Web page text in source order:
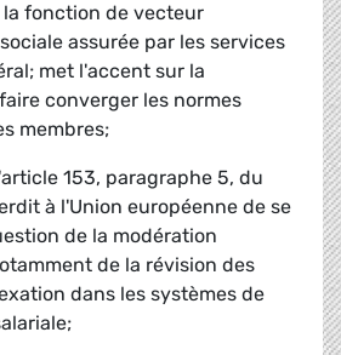
la fonction de vecteur
assurée par les services
met l'accent sur la
converger les normes
membres;
153, paragraphe 5, du
à l'Union européenne de se
de la modération
de la révision des
dans les systèmes de